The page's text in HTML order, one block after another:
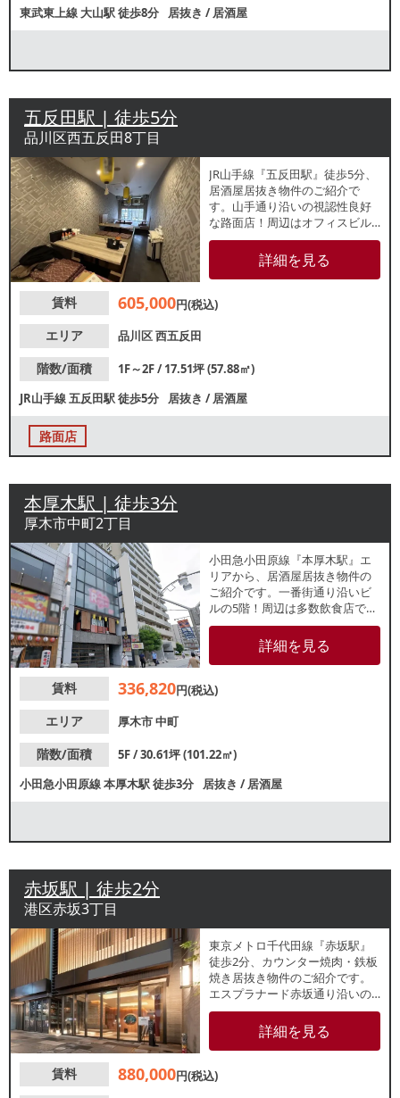
東武東上線 大山駅徒歩8分 居抜き /居酒屋
五反田駅 | 徒歩5分
品川区西五反田8丁目
JR山手線『五反田駅』徒歩5分、
居酒屋居抜き物件のご紹介で
す。山手通り沿いの視認性良好
な路面店！周辺はオフィスビル
が多く、ビジネスパーソンのラ
ンチ・ディナー需要が期待でき
るエリアです。諸条件等、お気
詳細を見る
賃料 605,000円(税込)
エリア
品川区西五反田
階数/面積
1F～2F / 17.51坪 (57.88㎡)
JR山手線五反田駅徒歩5分 居抜き /居酒屋
路面店
本厚木駅 | 徒歩3分
厚木市中町2丁目
小田急小田原線『本厚木駅』エ
リアから、居酒屋居抜き物件の
ご紹介です。一番街通り沿いビ
ルの5階！周辺は多数飲食店で賑
わい、活気のあるエリアです。
同ビル内では多数店舗が盛業
中！駅前なので駅利用者やビジ
夕食需要がございまス。業種
詳細を見る
賃料 336,820円(税込)
エリア
厚木市中町
階数/面積
5F / 30.61坪 (101.22㎡)
小田急小田原線本厚木駅徒歩3分 居抜き /居酒屋
赤坂駅 | 徒歩2分
港区赤坂3丁目
東京メトロ千代田線『赤坂駅』
徒歩2分、カウンター焼肉・鉄板
焼き居抜き物件のご紹介です。
エスプラナード赤坂通り沿いの
ホテル内飲食店区画。宿泊客を
中心とした安定した集客が期待
できます。諸条件等、お気軽に
詳細を見る
賃料 880,000円(税込)